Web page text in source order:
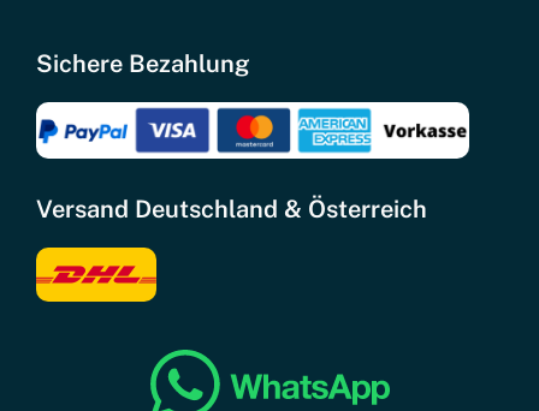
Sichere Bezahlung
Versand Deutschland & Österreich